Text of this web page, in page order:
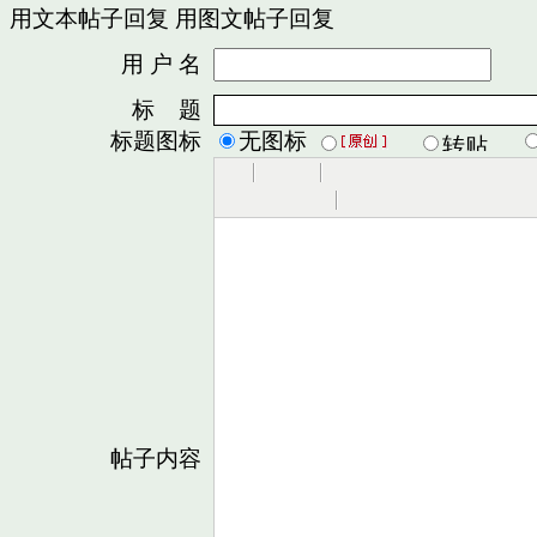
用文本帖子回复 用图文帖子回复
用 户 名
标 题
标题图标
无图标
帖子内容